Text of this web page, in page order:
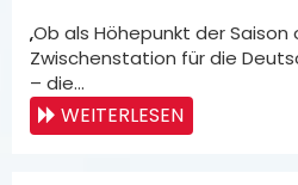
„Ob als Höhepunkt der
Zwischenstation für die
– die…
WEITERLESEN